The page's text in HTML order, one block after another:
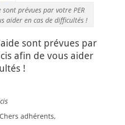
sont prévues par votre PER
aider en cas de difficultés !
sont prévues par
afin de vous aider
!
adhérents,